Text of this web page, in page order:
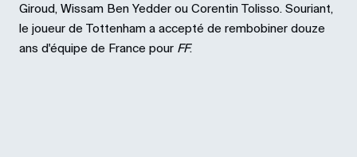
Giroud, Wissam Ben Yedder ou Corentin Tolisso. Souriant,
le joueur de Tottenham a accepté de rembobiner douze
ans d'équipe de France pour FF.